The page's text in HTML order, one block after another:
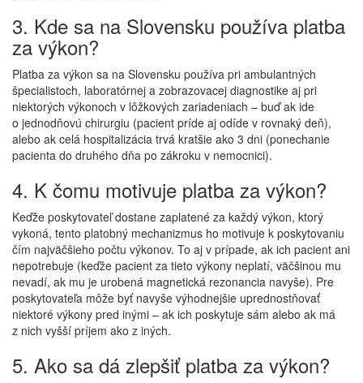
3. Kde sa na Slovensku používa platba
za výkon?
Platba za výkon sa na Slovensku používa pri ambulantných
špecialistoch, laboratórnej a zobrazovacej diagnostike aj pri
niektorých výkonoch v lôžkových zariadeniach – buď ak ide
o jednodňovú chirurgiu (pacient príde aj odíde v rovnaký deň),
alebo ak celá hospitalizácia trvá kratšie ako 3 dni (ponechanie
pacienta do druhého dňa po zákroku v nemocnici).
4. K čomu motivuje platba za výkon?
Keďže poskytovateľ dostane zaplatené za každý výkon, ktorý
vykoná, tento platobný mechanizmus ho motivuje k poskytovaniu
čím najväčšieho počtu výkonov. To aj v prípade, ak ich pacient ani
nepotrebuje (keďže pacient za tieto výkony neplatí, väčšinou mu
nevadí, ak mu je urobená magnetická rezonancia navyše). Pre
poskytovateľa môže byť navyše výhodnejšie uprednostňovať
niektoré výkony pred inými – ak ich poskytuje sám alebo ak má
z nich vyšší príjem ako z iných.
5. Ako sa dá zlepšiť platba za výkon?